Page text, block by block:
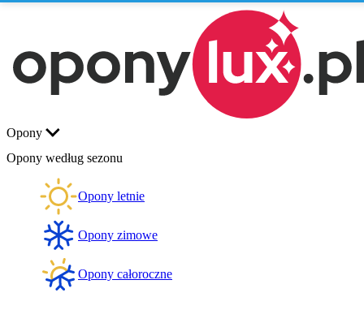
Opony
Opony według sezonu
Opony letnie
Opony zimowe
Opony całoroczne